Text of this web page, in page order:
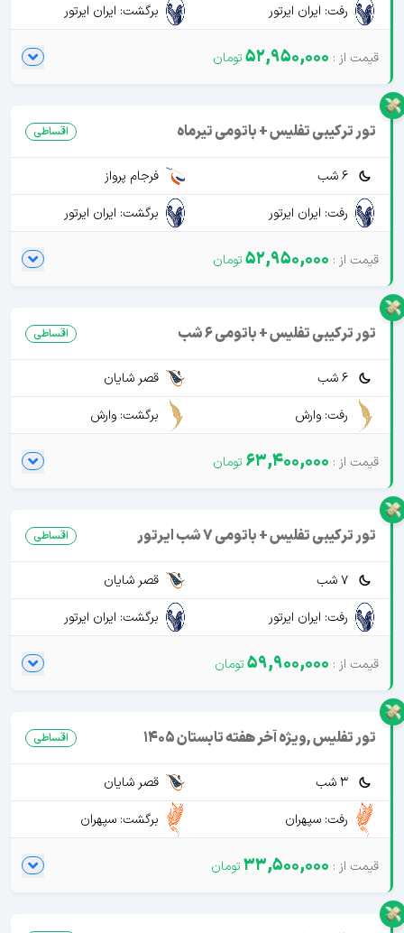
رفت: ایران ایرتور
برگشت: ایران ایرتور
52,950,000
تور ترکیبی تفلیس + باتومی تیرماه اقساطی
6 شب
فرجام پرواز
رفت: ایران ایرتور
برگشت: ایران ایرتور
52,950,000
تور ترکیبی تفلیس + باتومی 6 شب اقساطی
6 شب
قصر شایان
رفت: وارش
برگشت: وارش
63,400,000
تور ترکیبی تفلیس + باتومی 7 شب ایرتور اقساطی
7 شب
قصر شایان
رفت: ایران ایرتور
برگشت: ایران ایرتور
59,900,000
تور تفلیس ,ویژه آخر هفته تابستان 1405 اقساطی
3 شب
قصر شایان
رفت: سپهران
برگشت: سپهران
33,500,000